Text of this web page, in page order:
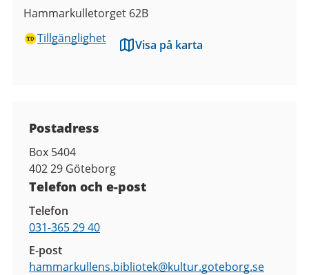
Hammarkulletorget 62B
Tillgänglighet
Visa på karta
Postadress
Box 5404
402 29 Göteborg
Telefon och e-post
Telefon
031-365 29 40
E-post
hammarkullens.bibliotek@kultur.goteborg.se